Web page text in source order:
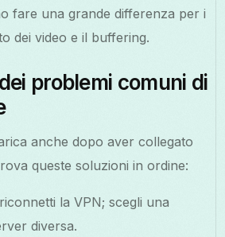
fare una grande differenza per i
dei video e il buffering.
problemi comuni di
anche dopo aver collegato
queste soluzioni in ordine:
la VPN; scegli una
diversa.